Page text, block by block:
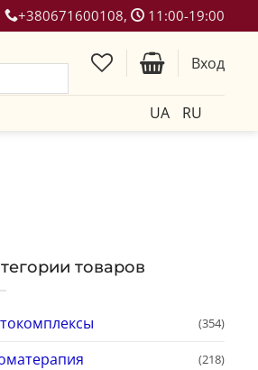
+380671600108, 11:00-19:00
Вход
UA RU
товаров
(354)
(218)